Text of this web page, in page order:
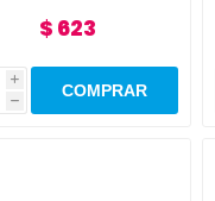
$ 623
i
h